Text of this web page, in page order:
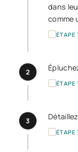
dans
comme
ÉTAPE
2
ÉTAPE
3
ÉTAPE